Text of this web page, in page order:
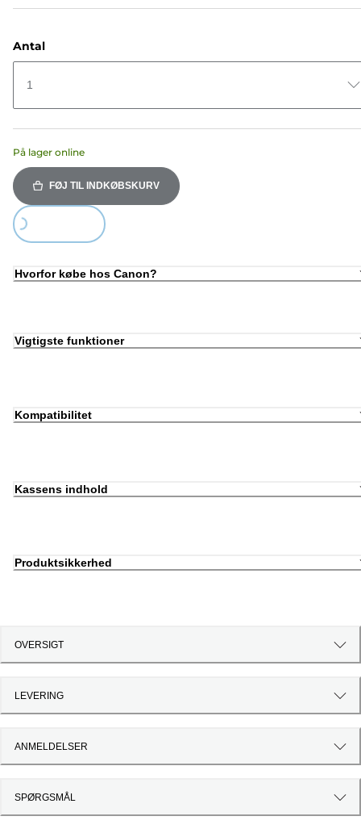
Antal
1
På lager online
FØJ TIL INDKØBSKURV
Loading...
Hvorfor købe hos Canon?
Vigtigste funktioner
Kompatibilitet
Kassens indhold
Produktsikkerhed
OVERSIGT
LEVERING
ANMELDELSER
SPØRGSMÅL